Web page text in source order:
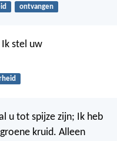
ontvangen
Ik stel uw
u tot spijze zijn; Ik heb
kruid. Alleen